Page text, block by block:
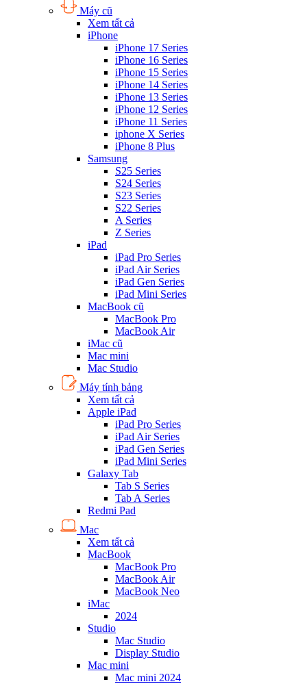
Máy cũ
Xem tất cả
iPhone
iPhone 17 Series
iPhone 16 Series
iPhone 15 Series
iPhone 14 Series
iPhone 13 Series
iPhone 12 Series
iPhone 11 Series
iphone X Series
iPhone 8 Plus
Samsung
S25 Series
S24 Series
S23 Series
S22 Series
A Series
Z Series
iPad
iPad Pro Series
iPad Air Series
iPad Gen Series
iPad Mini Series
MacBook cũ
MacBook Pro
MacBook Air
iMac cũ
Mac mini
Mac Studio
Máy tính bảng
Xem tất cả
Apple iPad
iPad Pro Series
iPad Air Series
iPad Gen Series
iPad Mini Series
Galaxy Tab
Tab S Series
Tab A Series
Redmi Pad
Mac
Xem tất cả
MacBook
MacBook Pro
MacBook Air
MacBook Neo
iMac
2024
Studio
Mac Studio
Display Studio
Mac mini
Mac mini 2024